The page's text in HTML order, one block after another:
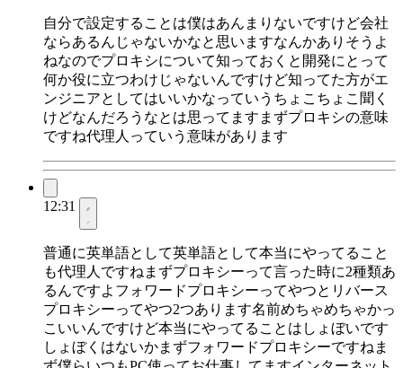
自分で設定することは僕はあんまりないですけど会社
ならあるんじゃないかなと思いますなんかありそうよ
ねなのでプロキシについて知っておくと開発にとって
何か役に立つわけじゃないんですけど知ってた方がエ
ンジニアとしてはいいかなっていうちょこちょこ聞く
けどなんだろうなとは思ってますまずプロキシの意味
ですね代理人っていう意味があります
12:31
普通に英単語として英単語として本当にやってること
も代理人ですねまずプロキシーって言った時に2種類あ
るんですよフォワードプロキシーってやつとリバース
プロキシーってやつ2つあります名前めちゃめちゃかっ
こいいんですけど本当にやってることはしょぼいです
しょぼくはないかまずフォワードプロキシーですねま